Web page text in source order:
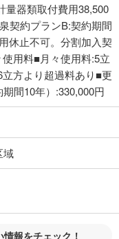
量器類取付費用38,500
契約プランB:契約期間
休止不可。分割加入契
用料■月々使用料:5立
方より超過料あり■更
間10年）:330,000円
域
報をチェック！